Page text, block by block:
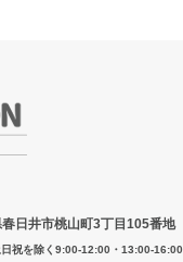
日井市桃山町3丁目105番地
日祝を除く9:00-12:00・13:00-16:00